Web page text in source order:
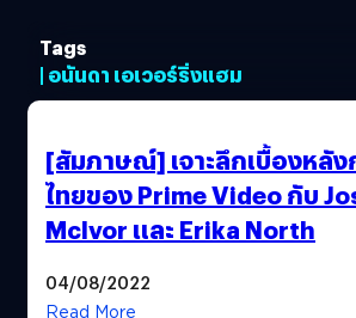
Tags
| อนันดา เอเวอร์ริ่งแฮม
[สัมภาษณ์] เจาะลึกเบื้องหลัง
ไทยของ Prime Video กับ
McIvor และ Erika North
04/08/2022
Read More